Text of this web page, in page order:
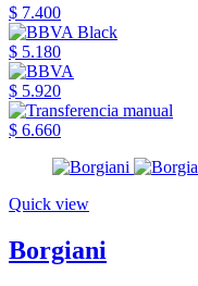
$ 7.400
$ 5.180
$ 5.920
$ 6.660
Quick view
Borgiani